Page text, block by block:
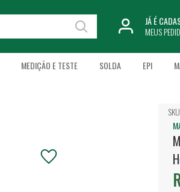
JÁ É
MEUS
MEDIÇÃO E TESTE SOLDA EPI